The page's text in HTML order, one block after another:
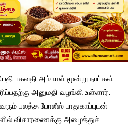
பகவதி அம்மாள் மூன்று நாட்கள்
அனுமதி வழங்கி உள்ளார்.
பலத்த போலீஸ் பாதுகாப்புடன்
விசாரணைக்கு அழைத்துச்